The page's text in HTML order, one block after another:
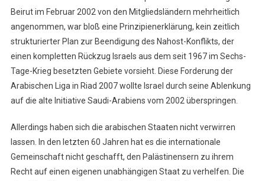
Beirut im Februar 2002 von den Mitgliedsländern mehrheitlich
angenommen, war bloß eine Prinzipienerklärung, kein zeitlich
strukturierter Plan zur Beendigung des Nahost-Konflikts, der
einen kompletten Rückzug Israels aus dem seit 1967 im Sechs-
Tage-Krieg besetzten Gebiete vorsieht. Diese Forderung der
Arabischen Liga in Riad 2007 wollte Israel durch seine Ablenkung
auf die alte Initiative Saudi-Arabiens vom 2002 überspringen.
Allerdings haben sich die arabischen Staaten nicht verwirren
lassen. In den letzten 60 Jahren hat es die internationale
Gemeinschaft nicht geschafft, den Palästinensern zu ihrem
Recht auf einen eigenen unabhängigen Staat zu verhelfen. Die